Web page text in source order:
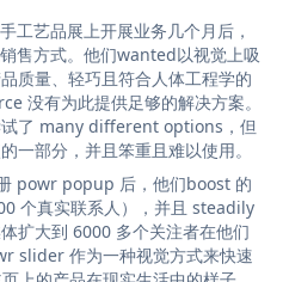
艺品展上开展业务几个月后，
售方式。他们wanted以视觉上吸
质量、轻巧且符合人体工程学的
没有为此提供足够的解决方案。
了 many different options，但
一部分，并且笨重且难以使用。
powr popup 后，他们boost 的
个真实联系人），并且 steadily
扩大到 6000 多个关注者在他们
slider 作为一种视觉方式来快速